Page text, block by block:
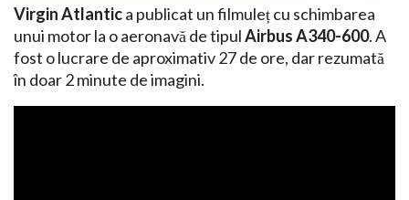
Virgin Atlantica publicat un filmuleț cu schimbarea
unui motor la o aeronavă de tipulAirbus A340-600. A
fost o lucrare de aproximativ 27 de ore, dar rezumată
în doar 2 minute de imagini.